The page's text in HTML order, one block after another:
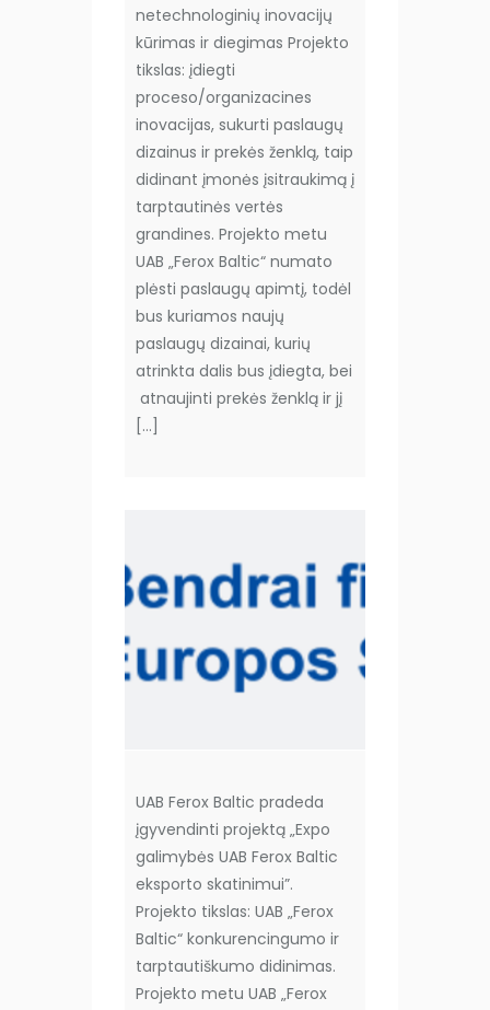
netechnologinių inovacijų
kūrimas ir diegimas Projekto
tikslas: įdiegti
proceso/organizacines
inovacijas, sukurti paslaugų
dizainus ir prekės ženklą, taip
didinant įmonės įsitraukimą į
tarptautinės vertės
grandines. Projekto metu
UAB „Ferox Baltic“ numato
plėsti paslaugų apimtį, todėl
bus kuriamos naujų
paslaugų dizainai, kurių
atrinkta dalis bus įdiegta, bei
atnaujinti prekės ženklą ir jį
[…]
UAB Ferox Baltic pradeda
įgyvendinti projektą „Expo
galimybės UAB Ferox Baltic
eksporto skatinimui”.
Projekto tikslas: UAB „Ferox
Baltic“ konkurencingumo ir
tarptautiškumo didinimas.
Projekto metu UAB „Ferox